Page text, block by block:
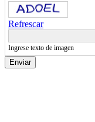
Refrescar
Ingrese texto de imagen